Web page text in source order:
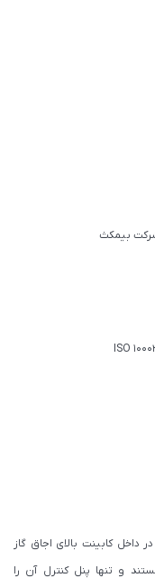
کابینت بالای اجاق گاز
و تنها پنل کنترل آن را